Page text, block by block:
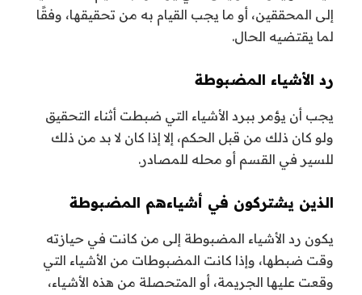
إلى المحققين، أو ما يجب القيام به من تحقيقها، وفقًا
لما يقتضيه الحال.
رد الأشياء المضبوطة
يجب أن يؤمر ببرد الأشياء التي ضبطت أثناء التحقيق
ولو كان ذلك من قبل الحكم، إلا إذا كان لا بد من ذلك
للسير في القسم أو محله للمصادر.
الذين يشتركون في أشياءهم المضبوطة
يكون رد الأشياء المضبوطة إلى من كانت في حيازته
وقت ضبطها، وإذا كانت المضبوطات من الأشياء التي
وقعت عليها الجريمة، أو المتحصلة من هذه الأشياء،